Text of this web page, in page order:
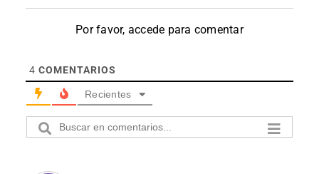
Por favor, accede para comentar
4 COMENTARIOS
Recientes